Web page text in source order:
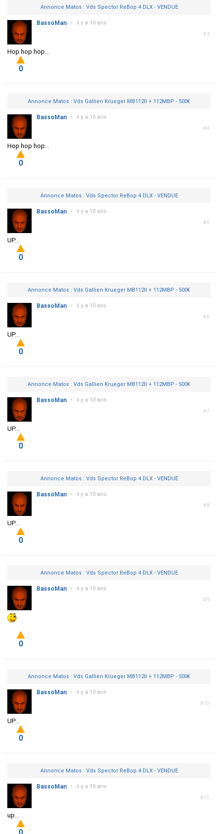
Annonce Matos : Vds Spector ReBop 4 DLX - VENDUE
#3
BassoMan • il y a 10 ans
Hop hop hop...
0
Annonce Matos : Vds Gallien Krueger MB112II + 112MBP - 500€
#4
BassoMan • il y a 10 ans
Hop hop hop...
0
Annonce Matos : Vds Spector ReBop 4 DLX - VENDUE
#5
BassoMan • il y a 10 ans
UP...
0
Annonce Matos : Vds Gallien Krueger MB112II + 112MBP - 500€
#6
BassoMan • il y a 10 ans
UP...
0
Annonce Matos : Vds Gallien Krueger MB112II + 112MBP - 500€
#7
BassoMan • il y a 10 ans
UP...
0
Annonce Matos : Vds Spector ReBop 4 DLX - VENDUE
#8
BassoMan • il y a 10 ans
UP...
0
Annonce Matos : Vds Spector ReBop 4 DLX - VENDUE
#9
BassoMan • il y a 10 ans
0
Annonce Matos : Vds Gallien Krueger MB112II + 112MBP - 500€
#10
BassoMan • il y a 10 ans
UP...
0
Annonce Matos : Vds Spector ReBop 4 DLX - VENDUE
#11
BassoMan • il y a 10 ans
up...